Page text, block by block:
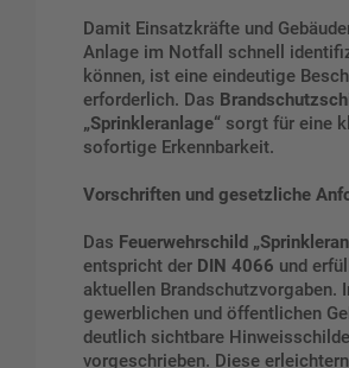
Damit Einsatzkräfte und
Anlage im Notfall schnell
können, ist eine eindeutige
erforderlich. Das
„Sprinkleranlage“ sorgt für eine
sofortige Erkennbarkeit.
Vorschriften und gesetzliche
Das Feuerwehrschild
entspricht der DIN 4066 und
aktuellen Brandschutzvorgaben.
gewerblichen und öffentlichen
deutlich sichtbare
vorgeschrieben. Diese